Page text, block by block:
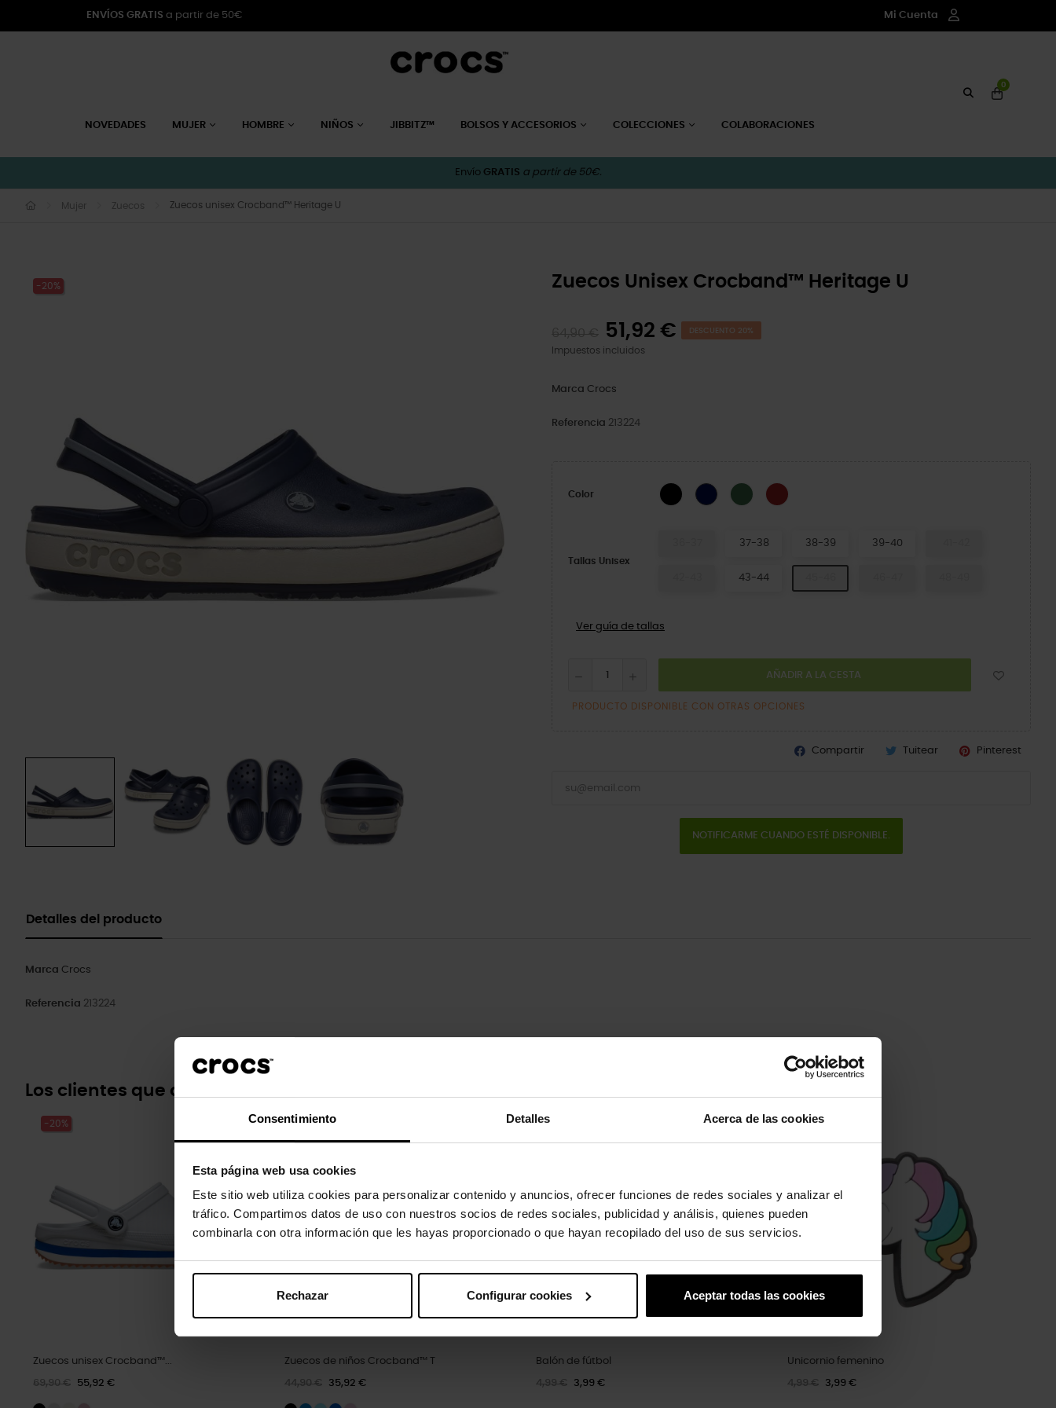
Consentimiento Detalles Acerca de las cookies
Esta página web usa cookies
Este sitio web utiliza cookies para personalizar contenido y anuncios, ofrecer funciones de redes sociales y analizar el
tráfico. Compartimos datos de uso con nuestros socios de redes sociales, publicidad y análisis, quienes pueden
combinarla con otra información que les hayas proporcionado o que hayan recopilado del uso de sus servicios.
Rechazar Configurar cookies Aceptar todas las cookies
ENVÍOS GRATIS a partir de 50€ Mi Cuenta
NOVEDADES MUJER HOMBRE NIÑOS JIBBITZ™ BOLSOS Y ACCESORIOS COLECCIONES COLABORACIONES
0
Envío GRATIS a partir de 50€.
Mujer Zuecos Zuecos unisex Crocband™ Heritage U
-20% Zuecos Unisex Crocband™ Heritage U
51,92 € DESCUENTO 20%
Impuestos incluidos
Marca Crocs
Referencia 213224
Color Black Navy Field GreenHeritage Red
Tallas Unisex
37-38 38-39 39-40
43-44
Ver guía de tallas
AÑADIR A LA CESTA
PRODUCTO DISPONIBLE CON OTRAS OPCIONES
Compartir Tuitear Pinterest
NOTIFICARME CUANDO ESTÉ DISPONIBLE.
Detalles del producto
Marca Crocs
Referencia 213224
Los clientes que compraron este producto también han comprado:
-20%
Zuecos unisex Crocband™...
69,90 € 55,92 €
-20%
Zuecos de niños Crocband™ T
44,90 € 35,92 €
-20%
Balón de fútbol
4,99 € 3,99 €
-20%
Unicornio femenino
4,99 € 3,99 €